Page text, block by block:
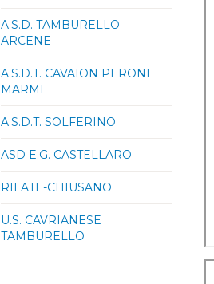
A.S.D. TAMBURELLO
ARCENE
A.S.D.T. CAVAION PERONI
MARMI
A.S.D.T. SOLFERINO
ASD E.G. CASTELLARO
RILATE-CHIUSANO
U.S. CAVRIANESE
TAMBURELLO